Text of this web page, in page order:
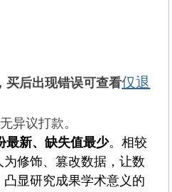
买后出现错误可查看仅退
异议打款。
最新、缺失值最少。相较
修饰、篡改数据，让数
显研究成果学术意义的